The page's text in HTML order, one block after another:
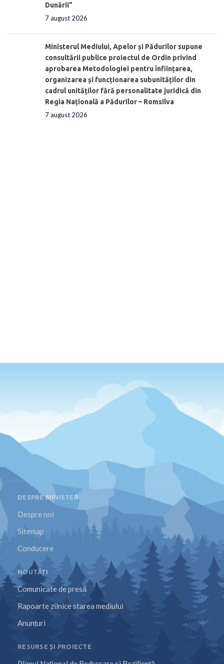
Dunării”
7 august 2026
Ministerul Mediului, Apelor și Pădurilor supune
consultării publice proiectul de Ordin privind
aprobarea Metodologiei pentru înființarea,
organizarea și funcționarea subunităților din
cadrul unităților fără personalitate juridică din
Regia Națională a Pădurilor – Romsilva
7 august 2026
DESPRE MINISTER
Despre noi
Sitemap
Conducere
NOUTĂȚI
Comunicate de presă
Rapoarte zilnice starea mediului
Anunțuri
RESURSE ȘI PROIECTE